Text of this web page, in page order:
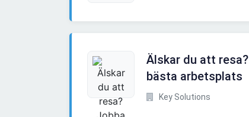
Älskar du att
bästa arbetsplats
Key Solutions